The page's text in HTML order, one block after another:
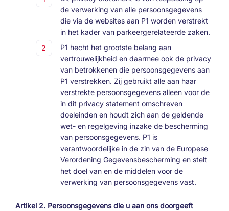
de verwerking van alle persoonsgegevens
die via de websites aan P1 worden verstrekt
in het kader van parkeergerelateerde zaken.
P1 hecht het grootste belang aan
vertrouwelijkheid en daarmee ook de privacy
van betrokkenen die persoonsgegevens aan
P1 verstrekken. Zij gebruikt alle aan haar
verstrekte persoonsgegevens alleen voor de
in dit privacy statement omschreven
doeleinden en houdt zich aan de geldende
wet- en regelgeving inzake de bescherming
van persoonsgegevens. P1 is
verantwoordelijke in de zin van de Europese
Verordening Gegevensbescherming en stelt
het doel van en de middelen voor de
verwerking van persoonsgegevens vast.
Artikel 2. Persoonsgegevens die u aan ons doorgeeft